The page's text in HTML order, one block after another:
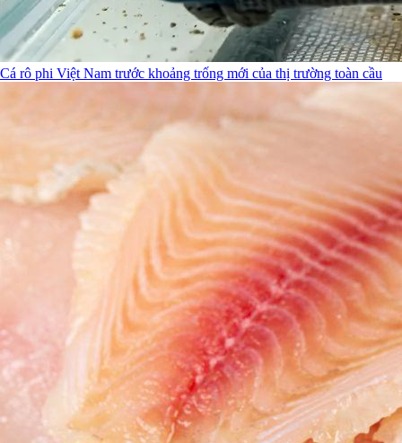
Cá rô phi Việt Nam trước khoảng trống mới của thị trường toàn cầu